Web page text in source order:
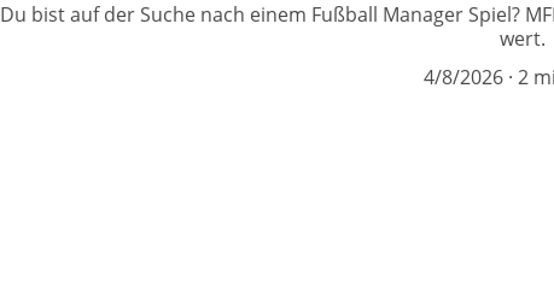
Du bist auf der Suche nach einem Fußball Manager Spiel?
wert.
4/8/2026 2